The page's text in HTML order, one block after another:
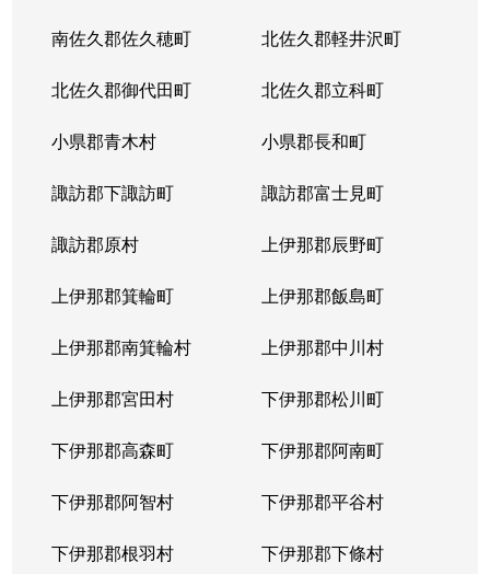
南佐久郡佐久穂町 北佐久郡軽井沢町
北佐久郡御代田町 北佐久郡立科町
小県郡青木村 小県郡長和町
諏訪郡下諏訪町 諏訪郡富士見町
諏訪郡原村 上伊那郡辰野町
上伊那郡箕輪町 上伊那郡飯島町
上伊那郡南箕輪村 上伊那郡中川村
上伊那郡宮田村 下伊那郡松川町
下伊那郡高森町 下伊那郡阿南町
下伊那郡阿智村 下伊那郡平谷村
下伊那郡根羽村 下伊那郡下條村